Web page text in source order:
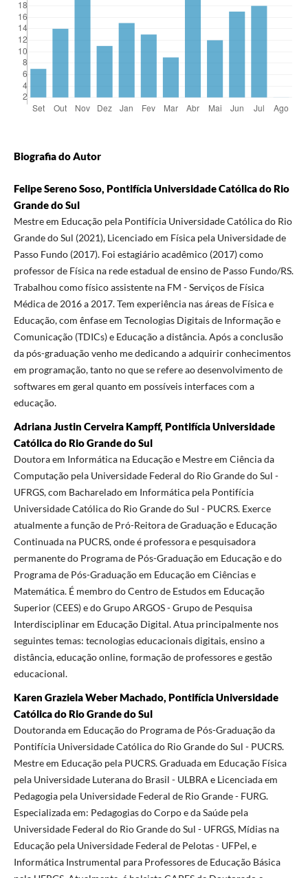
Biografia do Autor
Felipe Sereno Soso, Pontifícia Universidade Católica do Rio
Grande do Sul
Mestre em Educação pela Pontifícia Universidade Católica do Rio
Grande do Sul (2021), Licenciado em Física pela Universidade de
Passo Fundo (2017). Foi estagiário acadêmico (2017) como
professor de Física na rede estadual de ensino de Passo Fundo/RS.
Trabalhou como físico assistente na FM - Serviços de Física
Médica de 2016 a 2017. Tem experiência nas áreas de Física e
Educação, com ênfase em Tecnologias Digitais de Informação e
Comunicação (TDICs) e Educação a distância. Após a conclusão
da pós-graduação venho me dedicando a adquirir conhecimentos
em programação, tanto no que se refere ao desenvolvimento de
softwares em geral quanto em possíveis interfaces com a
educação.
Adriana Justin Cerveira Kampff, Pontifícia Universidade
Católica do Rio Grande do Sul
Doutora em Informática na Educação e Mestre em Ciência da
Computação pela Universidade Federal do Rio Grande do Sul -
UFRGS, com Bacharelado em Informática pela Pontifícia
Universidade Católica do Rio Grande do Sul - PUCRS. Exerce
atualmente a função de Pró-Reitora de Graduação e Educação
Continuada na PUCRS, onde é professora e pesquisadora
permanente do Programa de Pós-Graduação em Educação e do
Programa de Pós-Graduação em Educação em Ciências e
Matemática. É membro do Centro de Estudos em Educação
Superior (CEES) e do Grupo ARGOS - Grupo de Pesquisa
Interdisciplinar em Educação Digital. Atua principalmente nos
seguintes temas: tecnologias educacionais digitais, ensino a
distância, educação online, formação de professores e gestão
educacional.
Karen Graziela Weber Machado, Pontifícia Universidade
Católica do Rio Grande do Sul
Doutoranda em Educação do Programa de Pós-Graduação da
Pontifícia Universidade Católica do Rio Grande do Sul - PUCRS.
Mestre em Educação pela PUCRS. Graduada em Educação Física
pela Universidade Luterana do Brasil - ULBRA e Licenciada em
Pedagogia pela Universidade Federal de Rio Grande - FURG.
Especializada em: Pedagogias do Corpo e da Saúde pela
Universidade Federal do Rio Grande do Sul - UFRGS, Mídias na
Educação pela Universidade Federal de Pelotas - UFPel, e
Informática Instrumental para Professores de Educação Básica